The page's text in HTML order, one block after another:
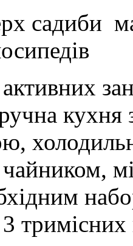
садиби
кухня